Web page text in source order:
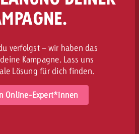
verfolgst – wir haben das
Kampagne. Lass uns
Lösung für dich finden.
Online-Expert*innen